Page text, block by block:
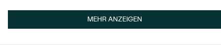
MEHR ANZEIGEN